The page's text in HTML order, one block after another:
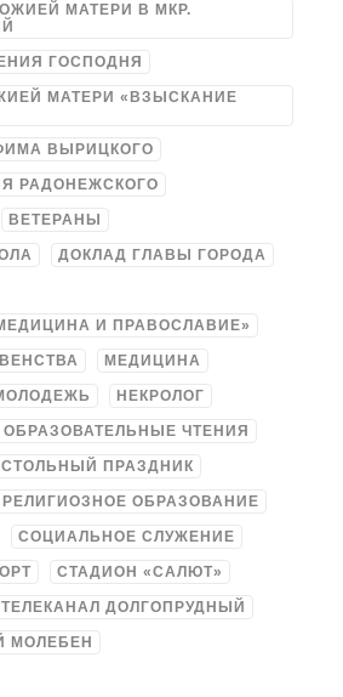
МАТЕРИ В МКР.
ГОСПОДНЯ
МАТЕРИ «ВЗЫСКАНИЕ
ВЫРИЦКОГО
РАДОНЕЖСКОГО
ВЕТЕРАНЫ
ДОКЛАД ГЛАВЫ ГОРОДА
И ПРАВОСЛАВИЕ»
МЕДИЦИНА
НЕКРОЛОГ
ОБРАЗОВАТЕЛЬНЫЕ ЧТЕНИЯ
ПРАЗДНИК
РЕЛИГИОЗНОЕ ОБРАЗОВАНИЕ
СОЦИАЛЬНОЕ СЛУЖЕНИЕ
СТАДИОН «САЛЮТ»
ТЕЛЕКАНАЛ ДОЛГОПРУДНЫЙ
МОЛЕБЕН